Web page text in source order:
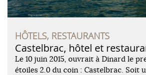
HÔTELS, RESTAURANTS
Castelbrac, hôtel et
Le 10 juin 2015, ouvrait à Dinard le
étoiles 2.0 du coin : Castelbrac. Soit